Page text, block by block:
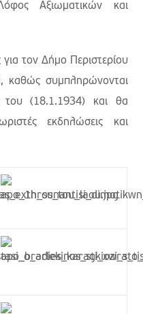
Αξιωματικών και
τον Δήμο Περιστερίου
καθώς συμπληρώνονται
(18.1.1934) και θα
εκδηλώσεις και